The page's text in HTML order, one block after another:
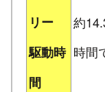
リー
駆動時
間
約
時間